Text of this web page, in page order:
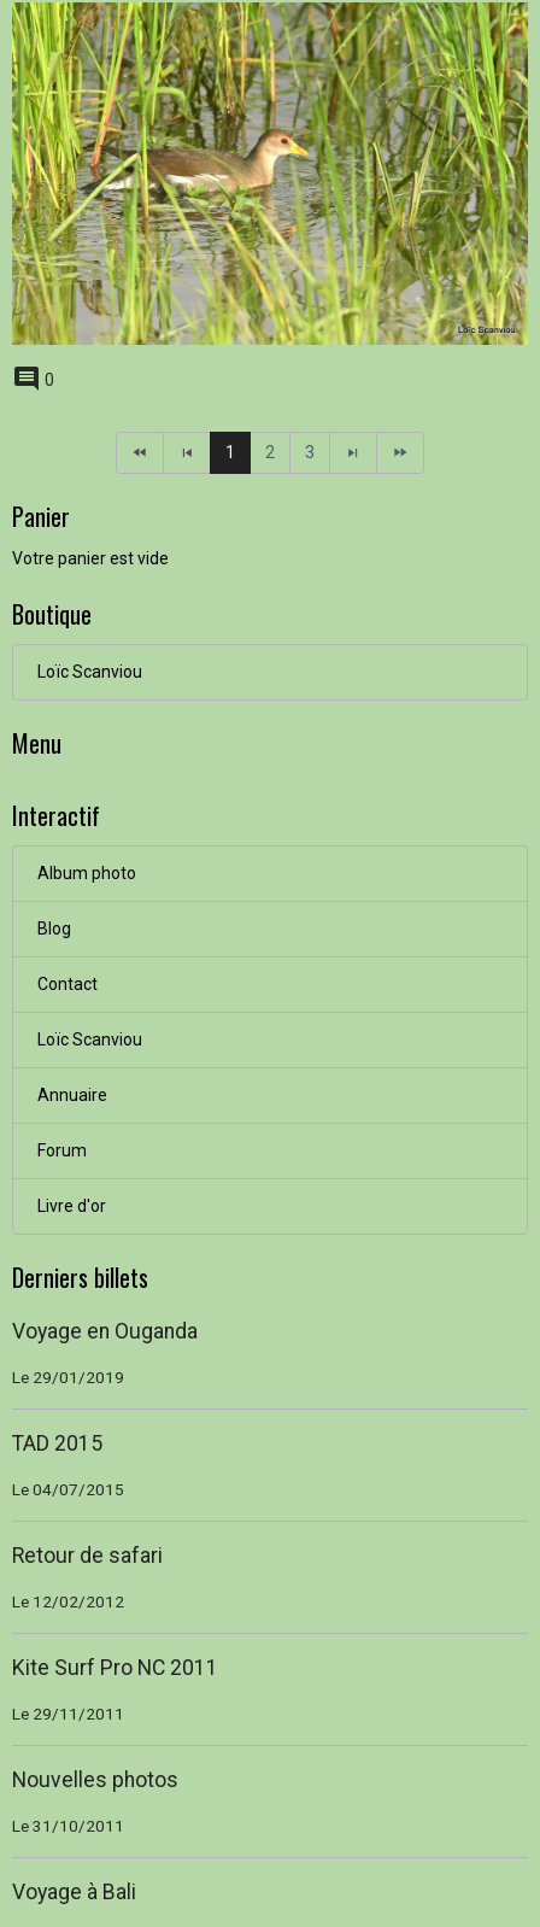
0
1 2 3
Panier
Votre panier est vide
Boutique
Loïc Scanviou
Menu
Interactif
Album photo
Blog
Contact
Loïc Scanviou
Annuaire
Forum
Livre d'or
Derniers billets
Voyage en Ouganda
Le 29/01/2019
TAD 2015
Le 04/07/2015
Retour de safari
Le 12/02/2012
Kite Surf Pro NC 2011
Le 29/11/2011
Nouvelles photos
Le 31/10/2011
Voyage à Bali